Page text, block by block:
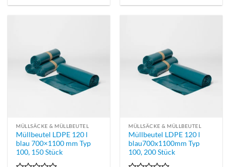
MÜLLSÄCKE & MÜLLBEUTEL
Müllbeutel LDPE 120 l
blau 700×1100 mm Typ
100, 150 Stück
MÜLLSÄCKE & MÜLLBEUTEL
Müllbeutel LDPE 120 l
blau700x1100mm Typ
100, 200 Stück